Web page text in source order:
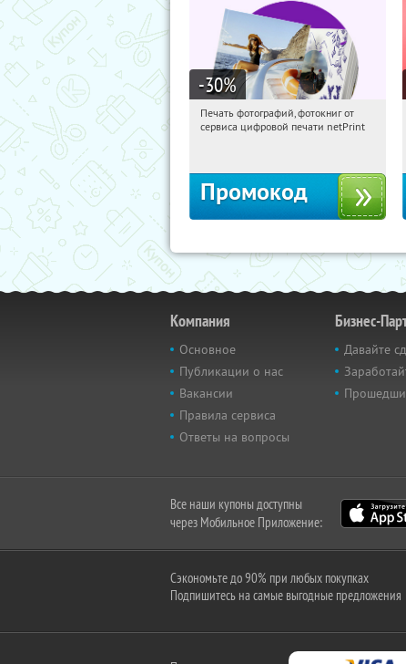
-30%
20:35:08 Получили:
Печать фотографий, фотокниг от
сервиса цифровой печати netPrint
Промокод
Компания
Основное
Публикации о нас
Вакансии
Правила сервиса
Ответы на вопросы
Бизнес-
Давайте
Все наши купоны доступны
через Мобильное Приложение:
Сэкономьте до 90% при любых покупках
Подпишитесь на самые выгодные предложения